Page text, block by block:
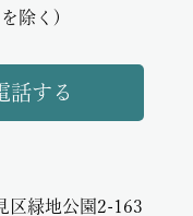
除く)
話する
区緑地公園2-163